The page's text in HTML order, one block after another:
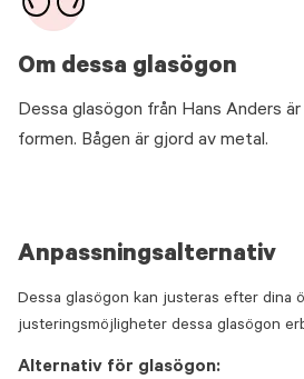
Om dessa glasögon
Dessa glasögon från Hans Anders
formen. Bågen är gjord av metal.
Anpassningsalternativ
Dessa glasögon kan justeras efter dina
justeringsmöjligheter dessa glasögon
Alternativ för glasögon: